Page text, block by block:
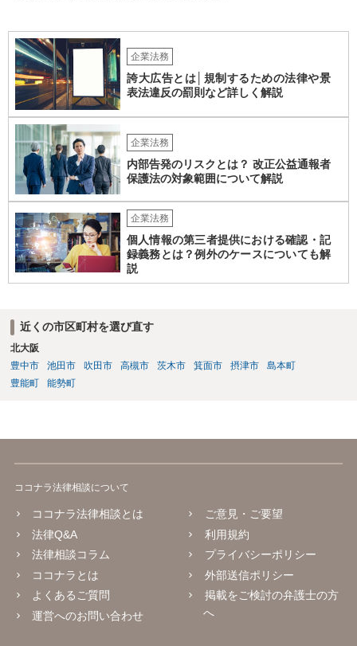
意に責任を認める文書を作成したり、損害負担を約束したりすること
は避けるべきです。一方で、在職中の業務内容、権限分掌、引継ぎ資
料、不正を認識していなかった事情を整理し、必要な範囲で調査に協
力することは考えられます。 仮に、金銭請求や責任追及を示唆されて
いる場合には、会社とのやり取りを保存し、弁護士に相談したうえで
対応なさった方がよいでしょう。
企業法務
誇大広告とは│規制するための法律や景
表法違反の罰則など詳しく解説
企業法務
内部告発のリスクとは？ 改正公益通報者
保護法の対象範囲について解説
企業法務
個人情報の第三者提供における確認・記
録義務とは？例外のケースについても解
説
近くの市区町村を選び直す
北大阪
豊中市
池田市 吹田市 高槻市 茨木市 箕面市 摂津市
島本町
豊能町
能勢町
ココナラ法律相談について
ココナラ法律相談とは
法律Q&A
法律相談コラム
ココナラとは
よくあるご質問
運営へのお問い合わせ
ご意見・ご要望
利用規約
プライバシーポリシー
外部送信ポリシー
掲載をご検討の弁護士の方
へ